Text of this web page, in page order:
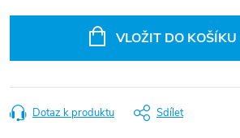
VLOŽIT DO KOŠÍKU
Dotaz k produktu Sdílet